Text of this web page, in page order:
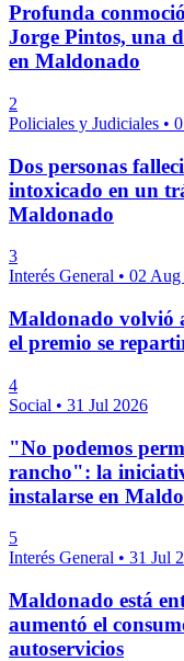
Profunda
Jorge Pintos, una
en Maldonado
2
Policiales y Judiciales •
Dos personas
intoxicado en un
Maldonado
3
Interés General • 02 Aug
Maldonado volvió
el premio se
4
Social • 31 Jul 2026
"No podemos
rancho": la
instalarse en
5
Interés General • 31 Jul
Maldonado está
aumentó el
autoservicios